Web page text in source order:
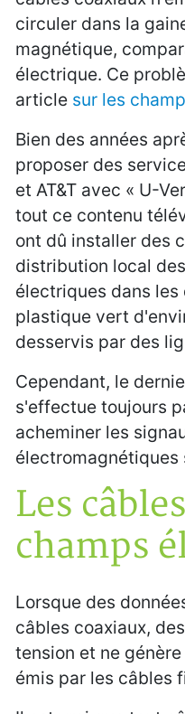
circuler dans la
magnétique,
électrique. Ce
article sur les
Bien des années
proposer des
et AT&T avec « U-
tout ce contenu
ont dû installer des
distribution local
électriques dans
plastique vert
desservis par des
Cependant, le
s'effectue toujours
acheminer les
Les
champs
Lorsque des
câbles coaxiaux,
tension et ne
émis par les câbles